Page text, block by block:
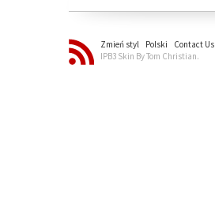
Zmień styl Polski Contact Us
IPB3 Skin By Tom Christian.